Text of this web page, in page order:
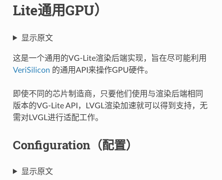
Lite通用GPU）
显示原文
这是一个通用的VG-Lite渲染后端实现，旨在尽可能利用
VeriSilicon 的通用API来操作GPU硬件。
即使不同的芯片制造商，只要他们使用与渲染后端相同
版本的VG-Lite API，LVGL渲染加速就可以得到支持，无
需对LVGL进行适配工作。
Configuration（配置）
显示原文